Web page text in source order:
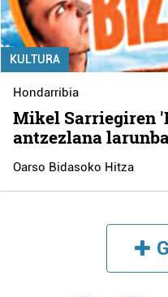
KULTURA
Hondarribia
Mikel Sarriegiren
antzezlana
Oarso Bidasoko Hitza